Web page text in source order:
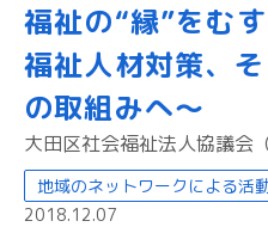
福祉の“縁”をむ
福祉人材対策、
の取組みへ〜
大田区社会福祉法人協議会
地域のネットワークによる活
2018.12.07